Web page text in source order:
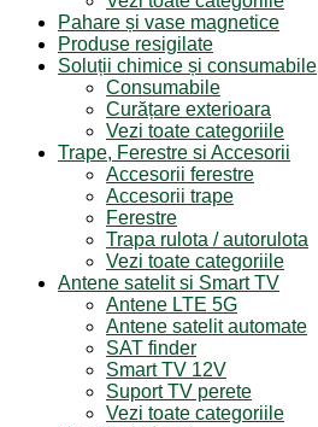
Pahare și vase magnetice
Produse resigilate
Soluții chimice și consumabile
Consumabile
Curățare exterioara
Vezi toate categoriile
Trape, Ferestre si Accesorii
Accesorii ferestre
Accesorii trape
Ferestre
Trapa rulota / autorulota
Vezi toate categoriile
Antene satelit si Smart TV
Antene LTE 5G
Antene satelit automate
SAT finder
Smart TV 12V
Suport TV perete
Vezi toate categoriile